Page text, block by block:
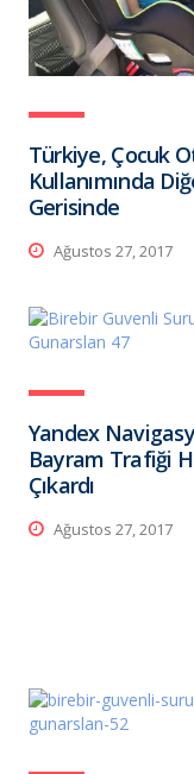
Türkiye, Çocuk
Kullanımında
Gerisinde
Ağustos 27, 2017
Yandex
Bayram Trafiği
Çıkardı
Ağustos 27, 2017